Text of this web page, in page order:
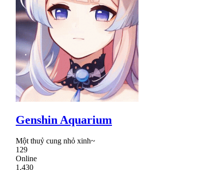
Genshin Aquarium
Một thuỷ cung nhỏ xinh~
129
Online
1,430